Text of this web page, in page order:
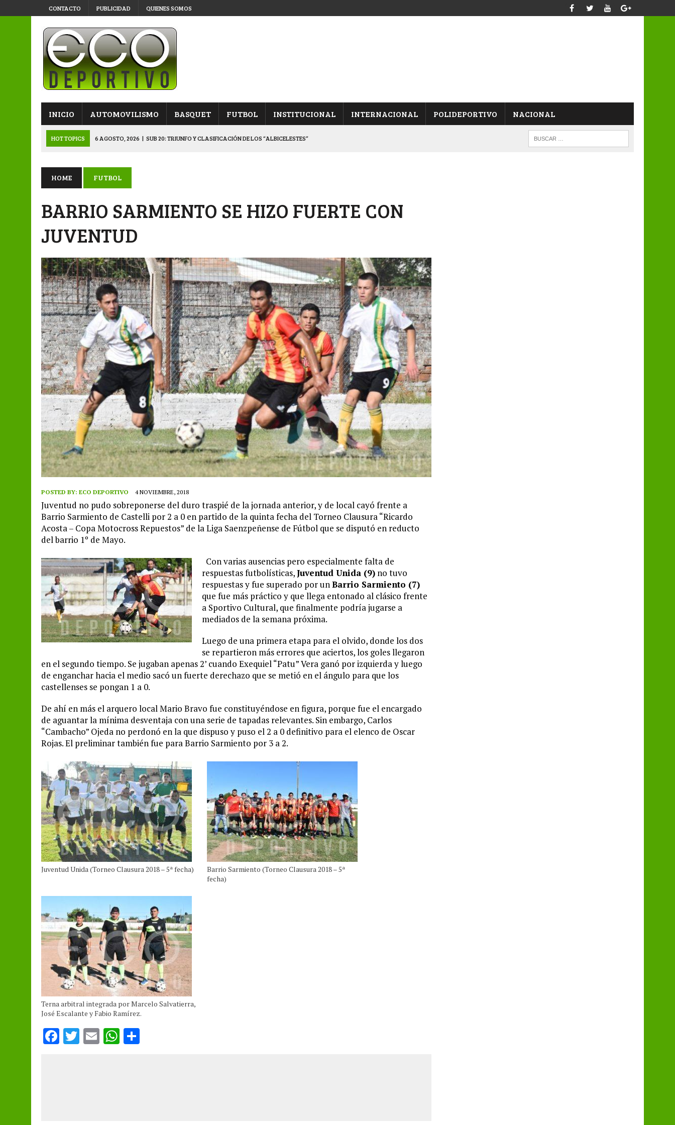
CONTACTO PUBLICIDAD QUIENES SOMOS
INICIO AUTOMOVILISMO BASQUET FUTBOL INSTITUCIONAL INTERNACIONAL POLIDEPORTIVO NACIONAL
HOT TOPICS 6 AGOSTO, 2026 | SUB 20: TRIUNFO Y CLASIFICACIÓN DE LOS “ALBICELESTES”
5 AGOSTO, 2026 | NAPENAY-BELGRANO Y SPORTIVO-MONTENEGRINA, POR EL PASE A “SEMIS”
6 AGOSTO, 2026 | APERTURA: ARSENAL, EN DOBLE JORNADA CON CACU Y CANALLAS
HOME FUTBOL
BARRIO SARMIENTO SE HIZO FUERTE CON
JUVENTUD
POSTED BY: ECO DEPORTIVO 4 NOVIEMBRE, 2018
Juventud no pudo sobreponerse del duro traspié de la jornada anterior, y de local cayó frente a
Barrio Sarmiento de Castelli por 2 a 0 en partido de la quinta fecha del Torneo Clausura “Ricardo
Acosta – Copa Motocross Repuestos” de la Liga Saenzpeñense de Fútbol que se disputó en reducto
del barrio 1º de Mayo.
Con varias ausencias pero especialmente falta de
respuestas futbolísticas,Juventud Unida (9) no tuvo
respuestas y fue superado por unBarrio Sarmiento (7)
que fue más práctico y que llega entonado al clásico frente
a Sportivo Cultural, que finalmente podría jugarse a
mediados de la semana próxima.
Luego de una primera etapa para el olvido, donde los dos
se repartieron más errores que aciertos, los goles llegaron
en el segundo tiempo. Se jugaban apenas 2’ cuando Exequiel “Patu” Vera ganó por izquierda y luego
de enganchar hacia el medio sacó un fuerte derechazo que se metió en el ángulo para que los
castellenses se pongan 1 a 0.
De ahí en más el arquero local Mario Bravo fue constituyéndose en figura, porque fue el encargado
de aguantar la mínima desventaja con una serie de tapadas relevantes. Sin embargo, Carlos
“Cambacho” Ojeda no perdonó en la que dispuso y puso el 2 a 0 definitivo para el elenco de Oscar
Rojas. El preliminar también fue para Barrio Sarmiento por 3 a 2.
Juventud Unida (Torneo Clausura 2018 – 5ª fecha)
Barrio Sarmiento (Torneo Clausura 2018 – 5ª
fecha)
Terna arbitral integrada por Marcelo Salvatierra,
José Escalante y Fabio Ramírez.
F T E W